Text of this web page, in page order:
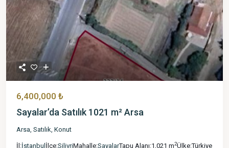
6,400,000 ₺
Sayalar’da Satılık 1021 m² Arsa
Arsa, Satılık, Konut
İl:İstanbul İlçe:SilivriMahalle:SayalarTapu Alanı:1,021 m2Ülke:Türkiye